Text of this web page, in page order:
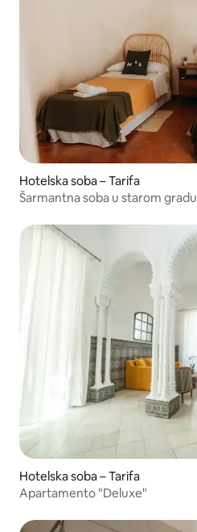
Hotelska soba – Tarifa
Šarmantna soba u starom gradu
Hotelska soba – Tarifa
Apartamento "Deluxe"